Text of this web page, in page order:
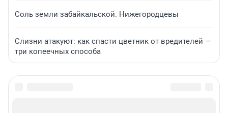
Соль земли забайкальской. Нижегородцевы
Слизни атакуют: как спасти цветник от вредителей —
три копеечных способа